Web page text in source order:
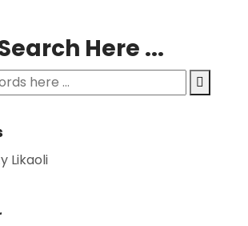
Here ...
Likaoli